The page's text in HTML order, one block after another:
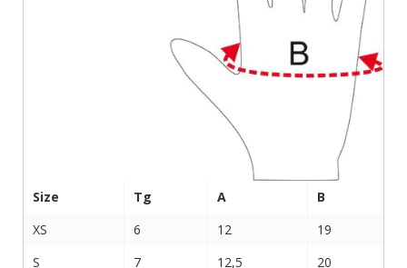
Size Tg A
B
XS
6 12
19
S
7 12,5
20